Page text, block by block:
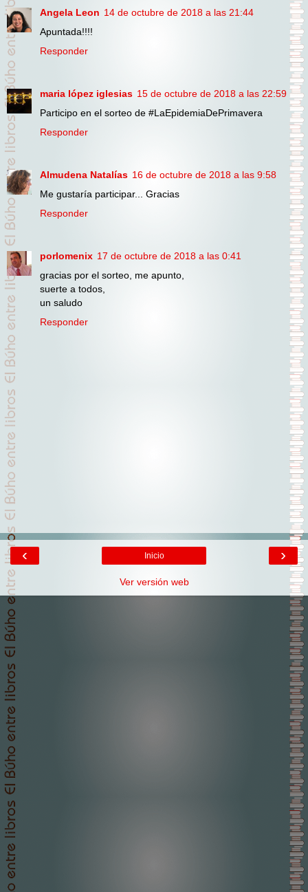
Angela Leon 14 de octubre de 2018 a las 21:44
Apuntada!!!!
Responder
maria lópez iglesias 15 de octubre de 2018 a las 22:59
Participo en el sorteo de #LaEpidemiaDePrimavera
Responder
Almudena Natalías 16 de octubre de 2018 a las 9:58
Me gustaría participar... Gracias
Responder
porlomenix 17 de octubre de 2018 a las 0:41
gracias por el sorteo, me apunto,
suerte a todos,
un saludo
Responder
‹ ›
Inicio
Ver versión web